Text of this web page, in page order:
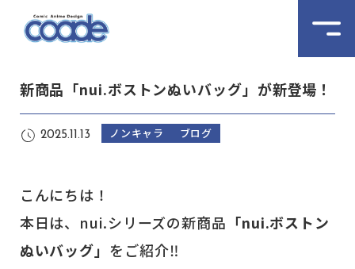
新商品「nui.ボストンぬいバッグ」が新登場！
2025.11.13 ノンキャラ ブログ
こんにちは！
本日は、nui.シリーズの新商品 「nui.ボストン
ぬいバッグ」 をご紹介‼